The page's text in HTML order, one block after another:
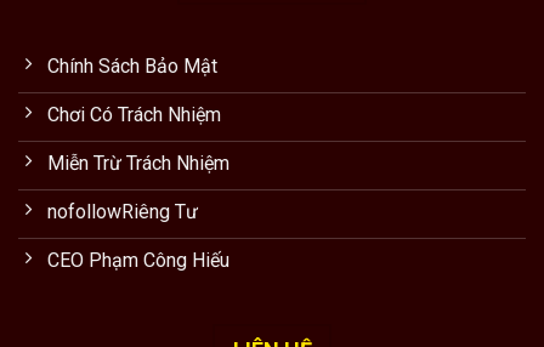
Chính Sách Bảo Mật
Chơi Có Trách Nhiệm
Miễn Trừ Trách Nhiệm
nofollowRiêng Tư
CEO Phạm Công Hiếu